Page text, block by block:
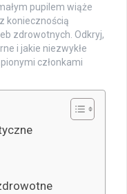
pupilem wiąże
koniecznością
zdrowotnych. Odkryj,
i jakie niezwykłe
członkami